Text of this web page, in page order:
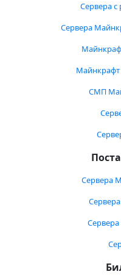
Сервера
Сервера
Майнкрафт
СМП
Сервера